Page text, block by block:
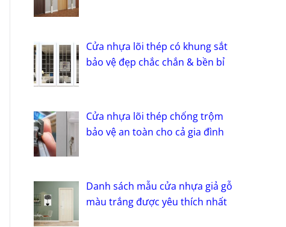
Cửa nhựa lõi thép có khung sắt
bảo vệ đẹp chắc chắn & bền bỉ
Cửa nhựa lõi thép chống trộm
bảo vệ an toàn cho cả gia đình
Danh sách mẫu cửa nhựa giả gỗ
màu trắng được yêu thích nhất